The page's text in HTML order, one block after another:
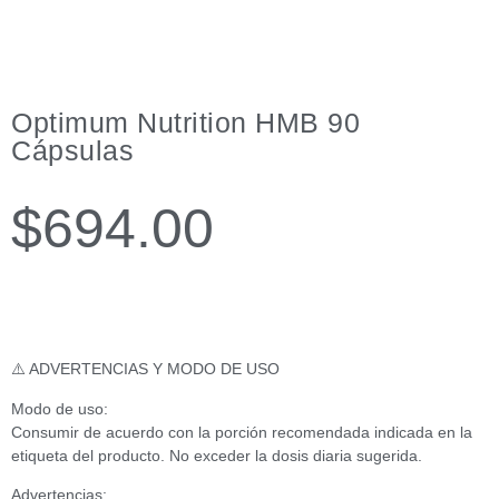
Optimum Nutrition HMB 90
Cápsulas
$694.00
⚠️ ADVERTENCIAS Y MODO DE USO
Modo de uso:
Consumir de acuerdo con la porción recomendada indicada en la
etiqueta del producto. No exceder la dosis diaria sugerida.
Advertencias: